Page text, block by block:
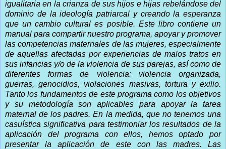
igualitaria en la crianza de sus hijos e hijas rebelándose del
dominio de la ideología patriarcal y creando la esperanza
que un cambio cultural es posible. Este libro contiene un
manual para compartir nuestro programa, apoyar y promover
las competencias maternales de las mujeres, especialmente
de aquellas afectadas por experiencias de malos tratos en
sus infancias y/o de la violencia de sus parejas, así como de
diferentes formas de violencia: violencia organizada,
guerras, genocidios, violaciones masivas, tortura y exilio.
Tanto los fundamentos de este programa como los objetivos
y su metodología son aplicables para apoyar la tarea
maternal de los padres. En la medida, que no tenemos una
casuística significativa para testimoniar los resultados de la
aplicación del programa con ellos, hemos optado por
presentar la aplicación de este con las madres. Las